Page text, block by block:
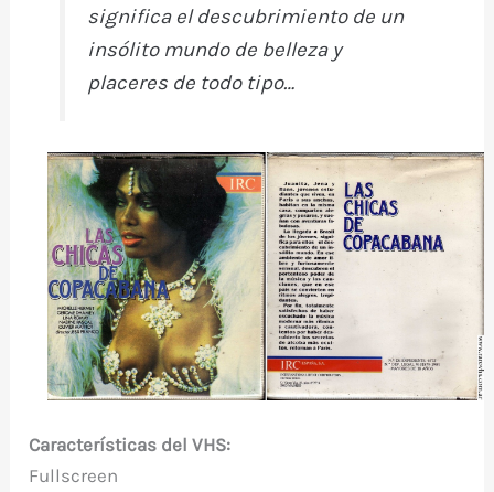
significa el descubrimiento de un
insólito mundo de belleza y
placeres de todo tipo…
Características del VHS:
Fullscreen